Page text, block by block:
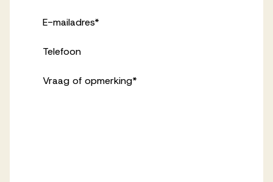
E-mailadres*
Telefoon
Vraag of opmerking*